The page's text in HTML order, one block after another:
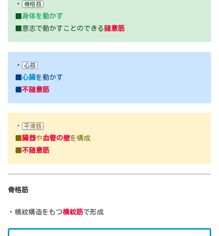
・ 骨格筋
身体を動かす
■意志で動かすことのできる 随意筋
・ 心筋
心臓を動かす
不随意筋
・ 平滑筋
臓器や血管の壁を構成
不随意筋
骨格筋
・横紋構造をもつ横紋筋で形成